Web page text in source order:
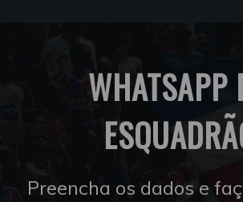
WHATSAPP
Preencha os dados e